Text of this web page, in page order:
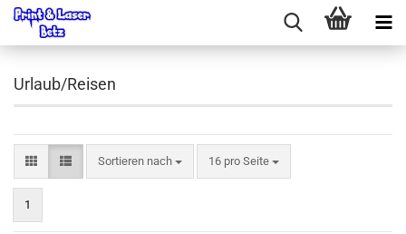
Urlaub/Reisen
Sortieren nach
Sortieren nach 16 pro Seite
pro Seite
1